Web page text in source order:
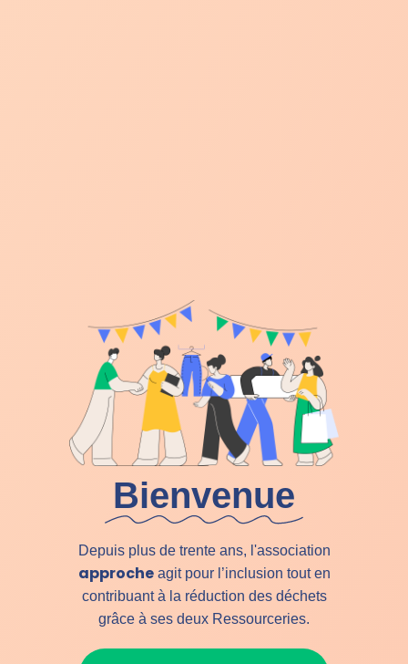
Bienvenue
Depuis plus de trente ans, l'association
approcheagit pour l’inclusion tout en
contribuant à la réduction des déchets
grâce à ses deux Ressourceries.